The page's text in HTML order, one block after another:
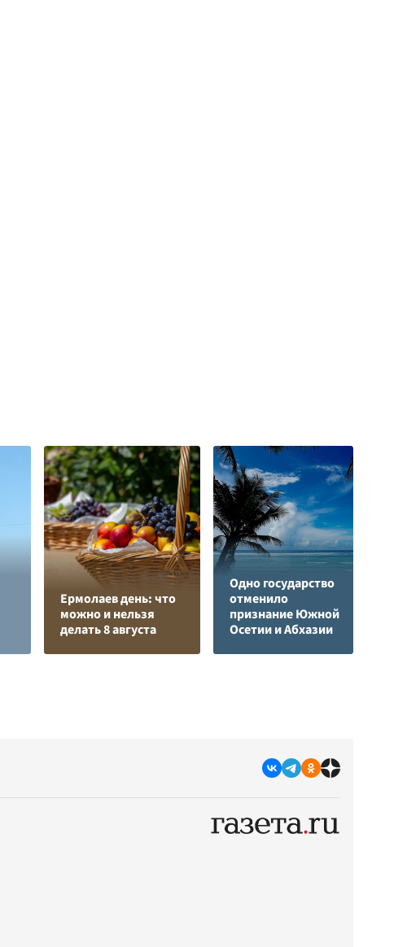
Ермолаев день: что
можно и нельзя
делать 8 августа
Одно государство
отменило
признание Южной
Осетии и Абхазии